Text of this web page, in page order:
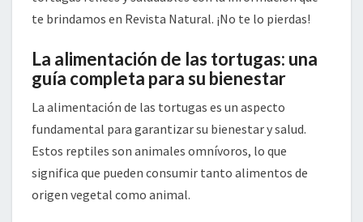
te brindamos en Revista Natural. ¡No te lo pierdas!
La alimentación de las tortugas: una
guía completa para su bienestar
La alimentación de las tortugas es un aspecto
fundamental para garantizar su bienestar y salud.
Estos reptiles son animales omnívoros, lo que
significa que pueden consumir tanto alimentos de
origen vegetal como animal.